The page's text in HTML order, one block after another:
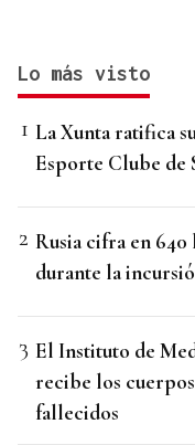
Lo más visto
La Xunta ratifica
Esporte Clube de
Rusia cifra en
durante la
El Instituto de
recibe los
fallecidos